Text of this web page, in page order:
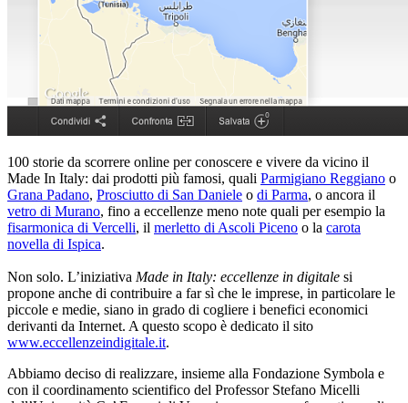
100 storie da scorrere online per conoscere e vivere da vicino il
Made In Italy: dai prodotti più famosi, quali Parmigiano Reggiano o
Grana Padano, Prosciutto di San Daniele o di Parma, o ancora il
vetro di Murano, fino a eccellenze meno note quali per esempio la
fisarmonica di Vercelli, il merletto di Ascoli Piceno o la carota
novella di Ispica.
Non solo. L’iniziativa Made in Italy: eccellenze in digitale si
propone anche di contribuire a far sì che le imprese, in particolare le
piccole e medie, siano in grado di cogliere i benefici economici
derivanti da Internet. A questo scopo è dedicato il sito
www.eccellenzeindigitale.it.
Abbiamo deciso di realizzare, insieme alla Fondazione Symbola e
con il coordinamento scientifico del Professor Stefano Micelli